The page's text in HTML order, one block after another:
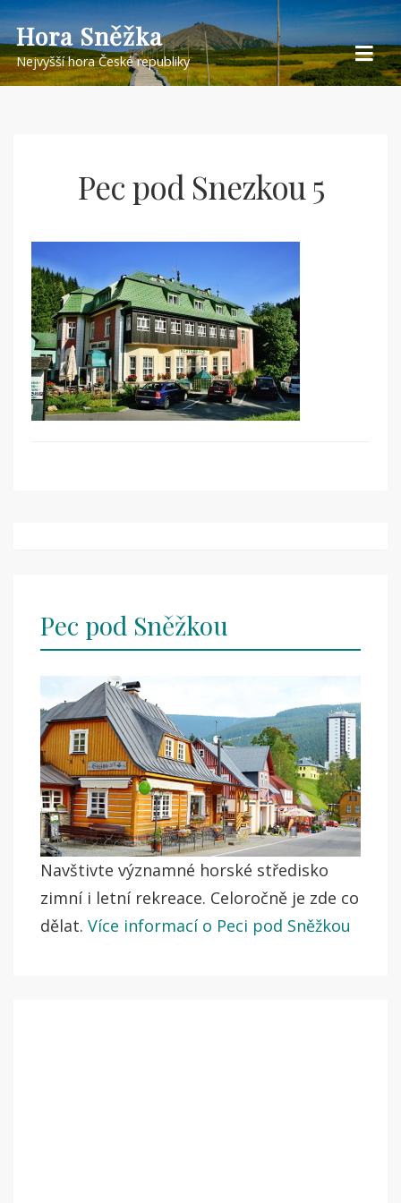
Skip
to
content
Hora Sněžka
Nejvyšší hora České republiky
Pec pod Snezkou 5
navigation
Pec pod Sněžkou
Navštivte významné horské středisko
zimní i letní rekreace. Celoročně je zde co
dělat. Více informací o Peci pod Sněžkou